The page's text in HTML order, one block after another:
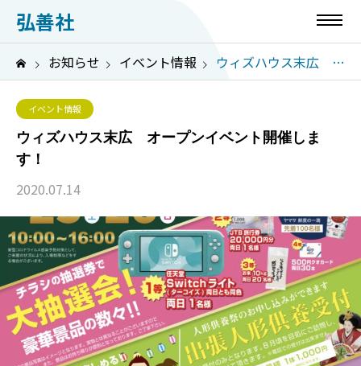
弘善社
お知らせ イベント情報 ウィズハウス末広 オープンイベント開催します！
イベント情報
ウィズハウス末広 オープンイベント開催しま
す！
2020.07.14